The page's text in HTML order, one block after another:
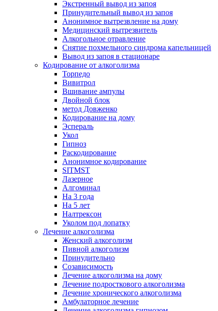
Экстренный вывод из запоя
Принудительный вывод из запоя
Анонимное вытрезвление на дому
Медицинский вытрезвитель
Алкогольное отравление
Снятие похмельного синдрома капельницей
Вывод из запоя в стационаре
Кодирование от алкоголизма
Торпедо
Вивитрол
Вшивание ампулы
Двойной блок
метод Довженко
Кодирование на дому
Эспераль
Укол
Гипноз
Раскодирование
Анонимное кодирование
SITMST
Лазерное
Алгоминал
На 3 года
На 5 лет
Налтрексон
Уколом под лопатку
Лечение алкоголизма
Женский алкоголизм
Пивной алкоголизм
Принудительно
Созависимость
Лечение алкоголизма на дому
Лечение подросткового алкоголизма
Лечение хронического алкоголизма
Амбулаторное лечение